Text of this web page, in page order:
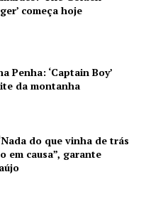
começa hoje
Penha: ‘Captain Boy’
da montanha
do que vinha de trás
em causa”, garante